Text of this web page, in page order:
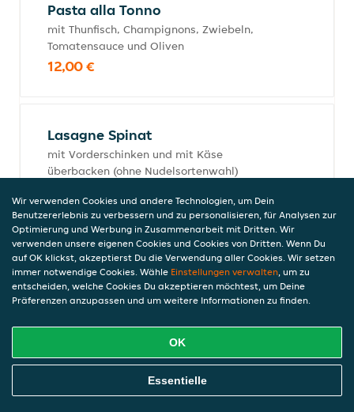
Pasta alla Tonno
mit Thunfisch, Champignons, Zwiebeln,
Tomatensauce und Oliven
12,00 €
Lasagne Spinat
mit Vorderschinken und mit Käse
überbacken (ohne Nudelsortenwahl)
Tagliatelle Pollo
mit Hähnchen, Broccoli und Tomatensauce
(ohne Nudelsortenwahl)
Tagliatelle Gorgonzola
Online Essen Bestellen
Wir verwenden Cookies und andere Technologien, um Dein
Benutzererlebnis zu verbessern und zu personalisieren, für Analysen zur
Optimierung und Werbung in Zusammenarbeit mit Dritten. Wir
verwenden unsere eigenen Cookies und Cookies von Dritten. Wenn Du
auf OK klickst, akzeptierst Du die Verwendung aller Cookies. Wir setzen
immer notwendige Cookies. Wähle Einstellungen verwalten, um zu
entscheiden, welche Cookies Du akzeptieren möchtest, um Deine
Präferenzen anzupassen und um weitere Informationen zu finden.
OK
Essentielle